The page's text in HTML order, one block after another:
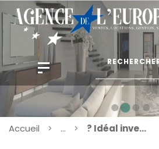
Accueil ... ? Idéal investissement locatif, premier achat ou pied-à-terre à Vichy